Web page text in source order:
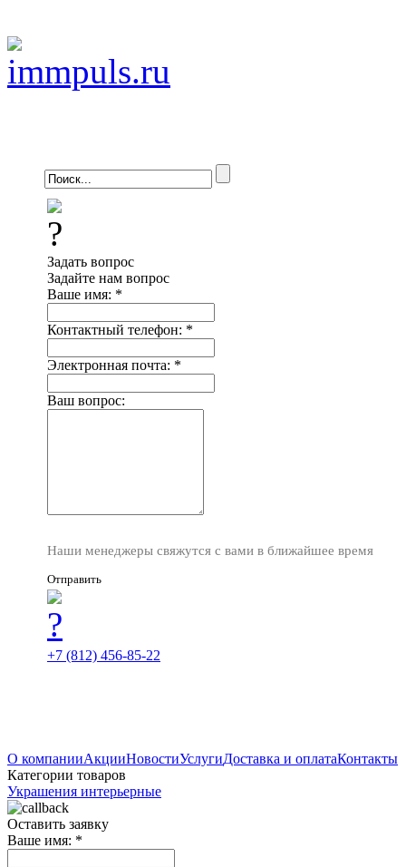
Задать вопрос
Задайте нам вопрос
Ваше имя: *
Контактный телефон: *
Электронная почта: *
Ваш вопрос:
Наши менеджеры свяжутся с вами в ближайшее время
Отправить
+7 (812) 456-85-22
О компанииАкцииНовостиУслугиДоставка и оплатаКонтакты
Категории товаров
Украшения интерьерные
Оставить заявку
Ваше имя: *